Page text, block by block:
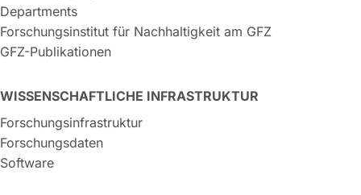
Departments
Forschungsinstitut für Nachhaltigkeit am GFZ
GFZ-Publikationen
WISSENSCHAFTLICHE INFRASTRUKTUR
Forschungsinfrastruktur
Forschungsdaten
Software